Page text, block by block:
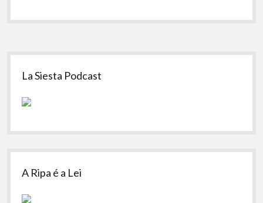
Sidebar
La Siesta Podcast
A Ripa é a Lei